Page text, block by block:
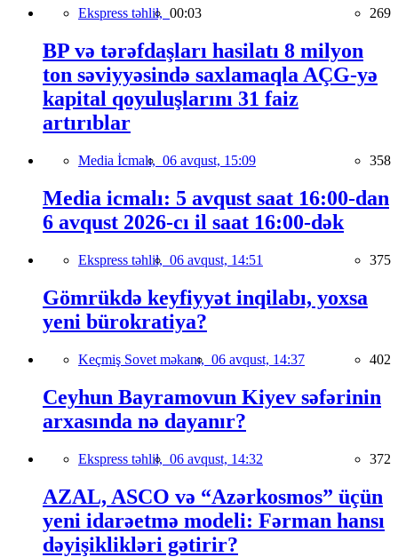
Ekspress təhlil, 00:03 269
BP və tərəfdaşları hasilatı 8 milyon
ton səviyyəsində saxlamaqla AÇG-yə
kapital qoyuluşlarını 31 faiz
artırıblar
Media İcmalı, 06 avqust, 15:09 358
Media icmalı: 5 avqust saat 16:00-dan
6 avqust 2026-cı il saat 16:00-dək
Ekspress təhlil, 06 avqust, 14:51 375
Gömrükdə keyfiyyət inqilabı, yoxsa
yeni bürokratiya?
Keçmiş Sovet məkanı, 06 avqust, 14:37 402
Ceyhun Bayramovun Kiyev səfərinin
arxasında nə dayanır?
Ekspress təhlil, 06 avqust, 14:32 372
AZAL, ASCO və “Azərkosmos” üçün
yeni idarəetmə modeli: Fərman hansı
dəyişiklikləri gətirir?